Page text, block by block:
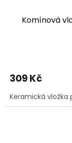
Komínová
309 Kč
Keramická